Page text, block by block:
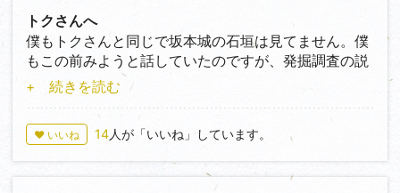
評価★☆☆☆☆
トクさんへ
僕もトクさんと同じで坂本城の石垣は見てません。僕
もこの前みようと話していたのですが、発掘調査の説
明後にしばらく見れなくなっている様です。市役所に
聞いてみるとそんな感じでした。僕も明智光秀大好き
なので早く見たいです。
+ 続きを読む
♥ いいね 14人が「いいね」しています。